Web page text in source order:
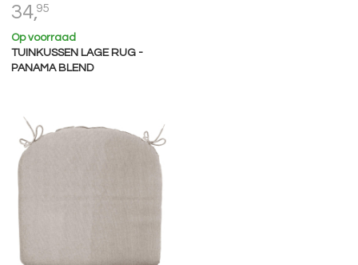
34,95
Op voorraad
TUINKUSSEN LAGE RUG -
PANAMA BLEND